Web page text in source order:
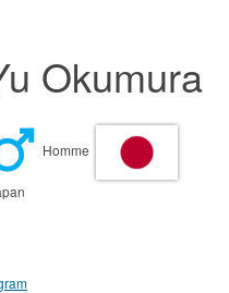
Okumura
Homme